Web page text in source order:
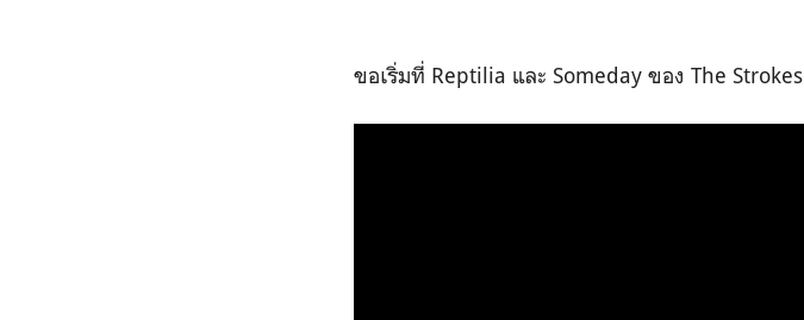
ขอเริ่มที่ Reptilia และ Someday ของ The Strokes